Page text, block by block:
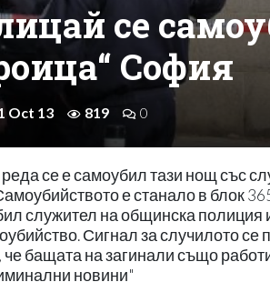
се
София
Oct 13 819 0
се е самоубил тази нощ със
е станало в блок
служител на общинска
Сигнал за случилото
бащата на загинали също
новини"